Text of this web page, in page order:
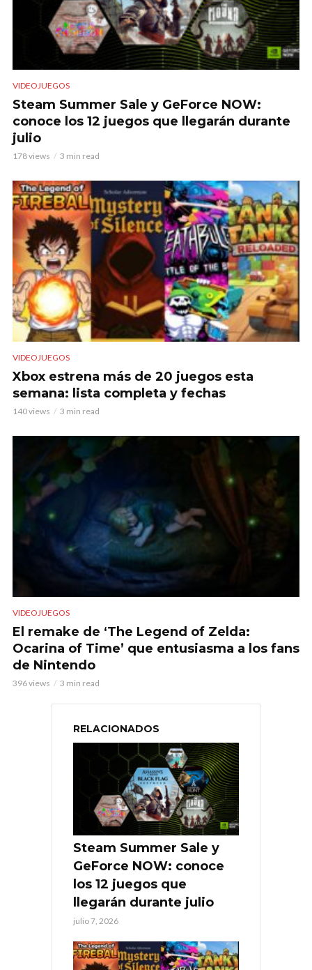
VIDEOJUEGOS
Steam Summer Sale y GeForce NOW:
conoce los 12 juegos que llegarán durante
julio
178 views 3 min read
VIDEOJUEGOS
Xbox estrena más de 20 juegos esta
semana: lista completa y fechas
140 views 3 min read
VIDEOJUEGOS
El remake de ‘The Legend of Zelda:
Ocarina of Time’ que entusiasma a los fans
de Nintendo
396 views 3 min read
RELACIONADOS
Steam Summer Sale y
GeForce NOW: conoce
los 12 juegos que
llegarán durante julio
julio 7, 2026